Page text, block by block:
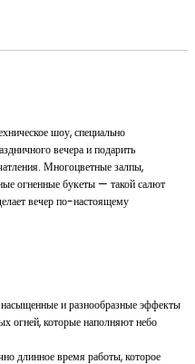
шоу, специально
вечера и подарить
Многоцветные залпы,
огненные букеты — такой салют
вечер по-настоящему
и разнообразные эффекты
огней, которые наполняют небо
длинное время работы, которое